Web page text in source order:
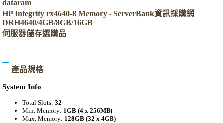
dataram
HP Integrity rx4640-8 Memory - ServerBank資訊採購網
DRH4640/4GB/8GB/16GB
伺服器儲存選購品
產品規格
System Info
Total Slots: 32
Min. Memory: 1GB (4 x 256MB)
Max. Memory: 128GB (32 x 4GB)